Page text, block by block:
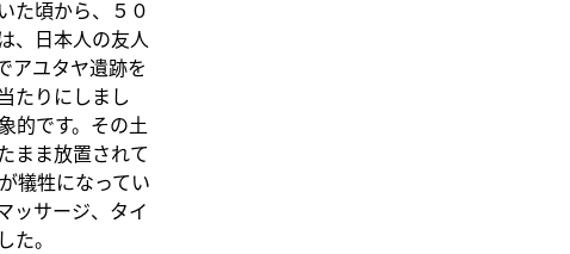
た頃から、５０
、日本人の友人
アユタヤ遺跡を
たりにしまし
的です。その土
まま放置されて
犠牲になってい
ッサージ、タイ
。